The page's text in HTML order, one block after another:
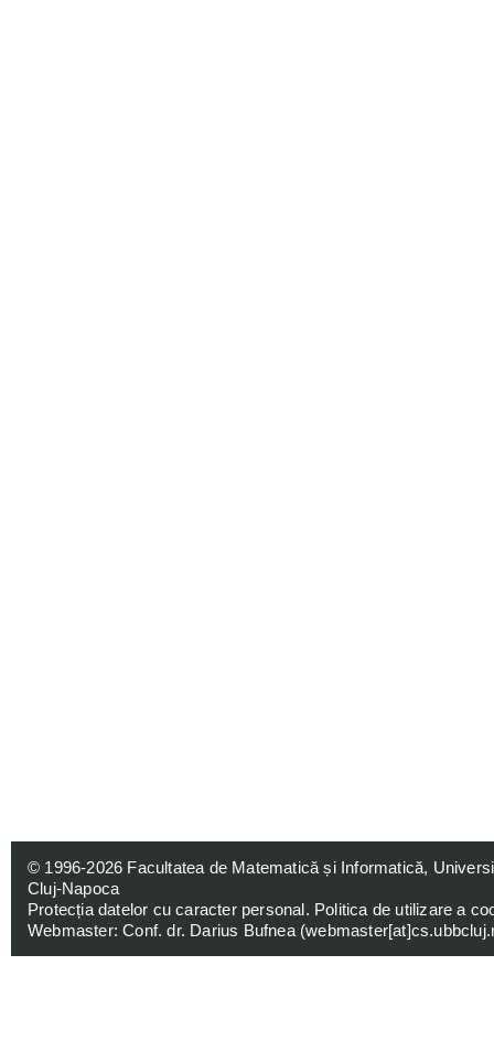
© 1996-2026 Facultatea de Matematică și Informatică,
Cluj-Napoca
Protecția datelor cu caracter personal. Politica de utilizare a
Webmaster: Conf. dr. Darius Bufnea (